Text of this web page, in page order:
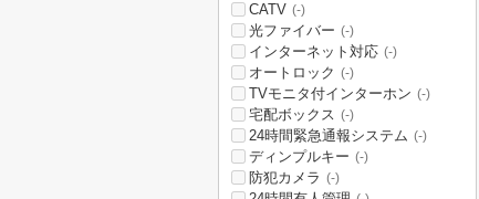
CATV (-)
光ファイバー (-)
インターネット対応 (-)
オートロック (-)
TVモニタ付インターホン (-)
宅配ボックス (-)
24時間緊急通報システム (-)
ディンプルキー (-)
防犯カメラ (-)